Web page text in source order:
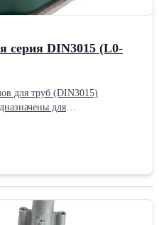
серия DIN3015 (L0-
для труб (DIN3015)
для
и нижний полукорпусы
от вибрации. Серии и
/ 6,4 мм
/ 10 мм (G1/8") / 12 мм -
(G1/4") / 14 / 15 / 16 (5/8") /